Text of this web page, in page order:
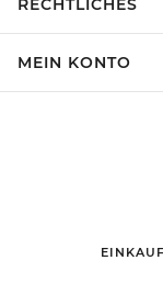
RECHTLICHES
MEIN KONTO